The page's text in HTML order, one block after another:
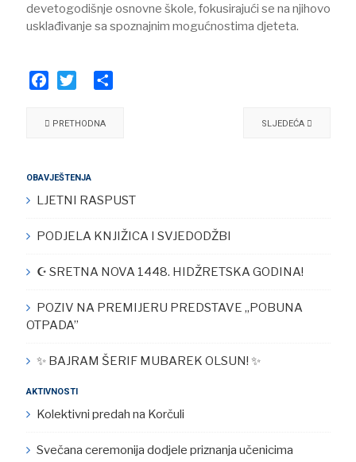
devetogodišnje osnovne škole, fokusirajući se na njihovo
usklađivanje sa spoznajnim mogućnostima djeteta.
PRETHODNA SLJEDEĆA
OBAVJEŠTENJA
LJETNI RASPUST
PODJELA KNJIŽICA I SVJEDODŽBI
☪︎ SRETNA NOVA 1448. HIDŽRETSKA GODINA!
POZIV NA PREMIJERU PREDSTAVE „POBUNA
OTPADA”
✨ BAJRAM ŠERIF MUBAREK OLSUN! ✨
AKTIVNOSTI
Kolektivni predah na Korčuli
Svečana ceremonija dodjele priznanja učenicima